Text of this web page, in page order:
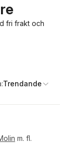
fri frakt och
Trendande
m. fl.